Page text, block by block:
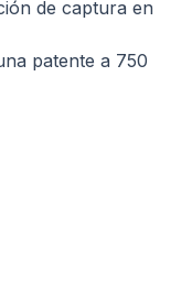
de captura en
patente a 750